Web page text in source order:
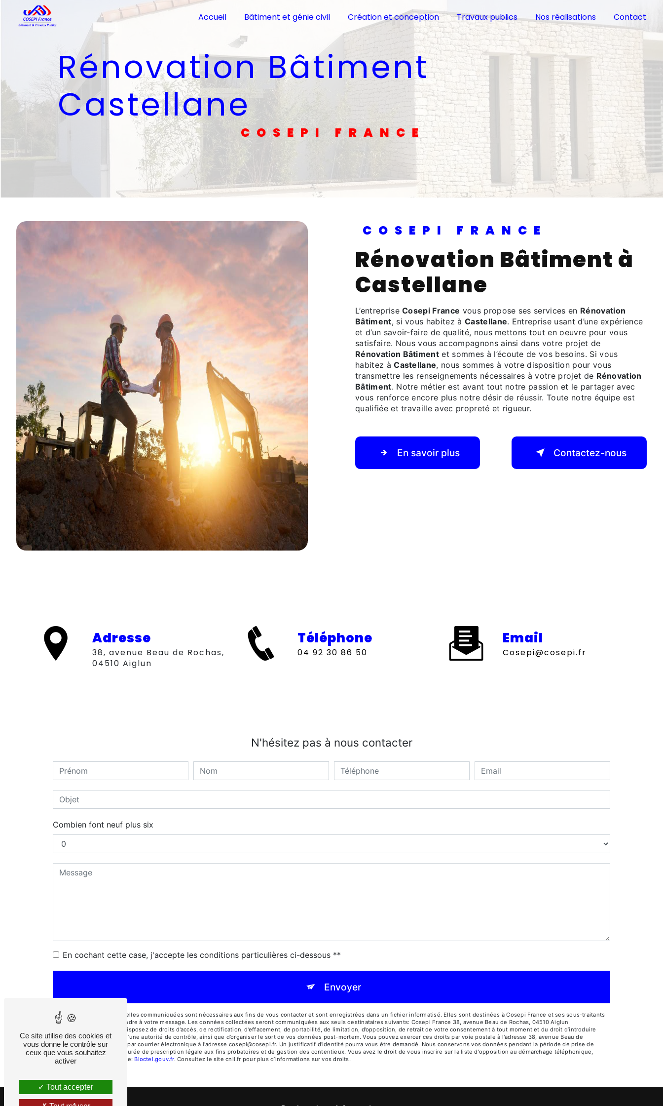
Accueil Bâtiment et génie civil Création et conception Travaux publics Nos réalisations Contact
Rénovation Bâtiment
Castellane
COSEPI FRANCE
COSEPI FRANCE
Rénovation Bâtiment à
Castellane
L’entrepriseCosepi France vous propose ses services en Rénovation
Bâtiment, si vous habitez à Castellane. Entreprise usant d’une expérience
et d’un savoir-faire de qualité, nous mettons tout en oeuvre pour vous
satisfaire. Nous vous accompagnons ainsi dans votre projet de
Rénovation Bâtiment et sommes à l’écoute de vos besoins. Si vous
habitez àCastellane, nous sommes à votre disposition pour vous
transmettre les renseignements nécessaires à votre projet de Rénovation
Bâtiment. Notre métier est avant tout notre passion et le partager avec
vous renforce encore plus notre désir de réussir. Toute notre équipe est
qualifiée et travaille avec propreté et rigueur.
En savoir plus Contactez-nous
Adresse
38, avenue Beau de Rochas,
04510 Aiglun
Téléphone
04 92 30 86 50
Email
cosepi@cosepi.fr
N'hésitez pas à nous contacter
Combien font neuf plus six
En cochant cette case, j'accepte les conditions particulières ci-dessous **
Envoyer
** Les données personnelles communiquées sont nécessaires aux fins de vous contacter et sont enregistrées dans un fichier informatisé. Elles sont destinées à Cosepi France et ses sous-traitants
dans le seul but de répondre à votre message. Les données collectées seront communiquées aux seuls destinataires suivants: Cosepi France 38, avenue Beau de Rochas, 04510 Aiglun
cosepi@cosepi.fr. Vous disposez de droits d’accès, de rectification, d’effacement, de portabilité, de limitation, d’opposition, de retrait de votre consentement à tout moment et du droit d’introduire
une réclamation auprès d’une autorité de contrôle, ainsi que d’organiser le sort de vos données post-mortem. Vous pouvez exercer ces droits par voie postale à l'adresse 38, avenue Beau de
Rochas, 04510 Aiglun ou par courrier électronique à l'adresse cosepi@cosepi.fr. Un justificatif d'identité pourra vous être demandé. Nous conservons vos données pendant la période de prise de
contact puis pendant la durée de prescription légale aux fins probatoires et de gestion des contentieux. Vous avez le droit de vous inscrire sur la liste d'opposition au démarchage téléphonique,
disponible à cette adresse:
Bloctel.gouv.fr. Consultez le site cnil.fr pour plus d’informations sur vos droits.
Panneau de gestion des cookies
Ce site utilise des cookies et
vous donne le contrôle sur
ceux que vous souhaitez
activer
Tout accepter